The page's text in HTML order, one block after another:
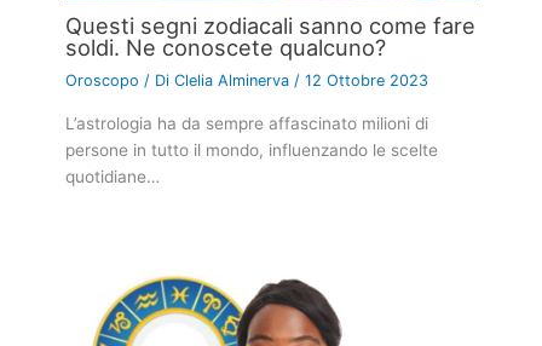
Questi segni zodiacali sanno come fare
soldi. Ne conoscete qualcuno?
Oroscopo / DiClelia Alminerva/12 Ottobre 2023
L’astrologia ha da sempre affascinato milioni di
persone in tutto il mondo, influenzando le scelte
quotidiane…